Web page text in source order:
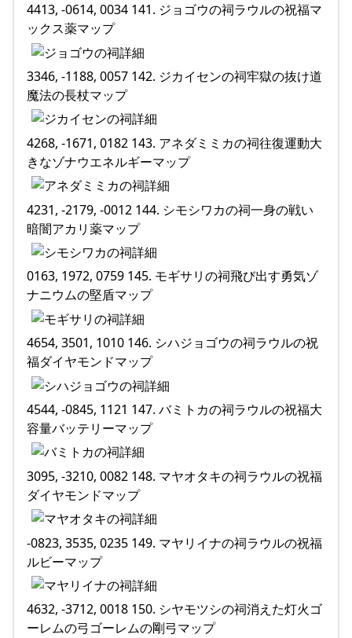
4413, -0614, 0034 141. ジョゴウの祠ラウルの祝福マ
ックス薬マップ
3346, -1188, 0057 142. ジカイセンの祠牢獄の抜け道
魔法の長杖マップ
4268, -1671, 0182 143. アネダミミカの祠往復運動大
きなゾナウエネルギーマップ
4231, -2179, -0012 144. シモシワカの祠一身の戦い
暗闇アカリ薬マップ
0163, 1972, 0759 145. モギサリの祠飛び出す勇気ゾ
ナニウムの堅盾マップ
4654, 3501, 1010 146. シハジョゴウの祠ラウルの祝
福ダイヤモンドマップ
4544, -0845, 1121 147. バミトカの祠ラウルの祝福大
容量バッテリーマップ
3095, -3210, 0082 148. マヤオタキの祠ラウルの祝福
ダイヤモンドマップ
-0823, 3535, 0235 149. マヤリイナの祠ラウルの祝福
ルビーマップ
4632, -3712, 0018 150. シヤモツシの祠消えた灯火ゴ
ーレムの弓ゴーレムの剛弓マップ